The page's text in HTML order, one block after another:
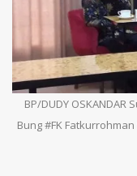
BP/DUDY
Bung #FK